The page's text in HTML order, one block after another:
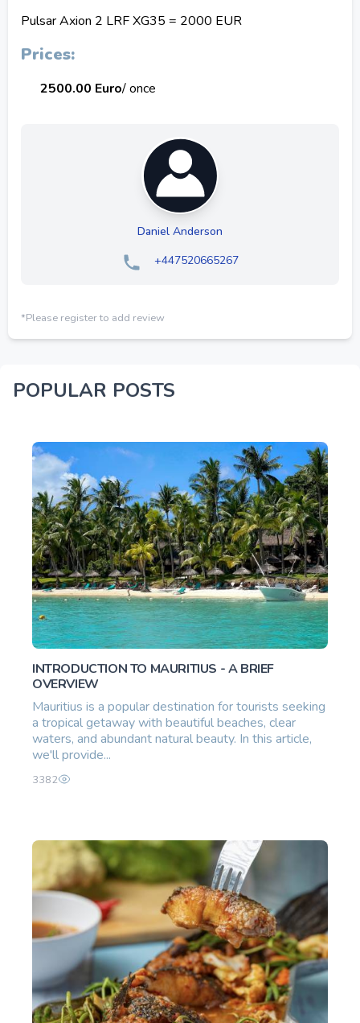
Pulsar Axion 2 LRF XG35 = 2000 EUR
Prices:
2500.00 Euro/ once
Daniel Anderson
+447520665267
*Please register to add review
POPULAR POSTS
INTRODUCTION TO MAURITIUS - A BRIEF
OVERVIEW
Mauritius is a popular destination for tourists seeking
a tropical getaway with beautiful beaches, clear
waters, and abundant natural beauty. In this article,
we'll provide...
3382